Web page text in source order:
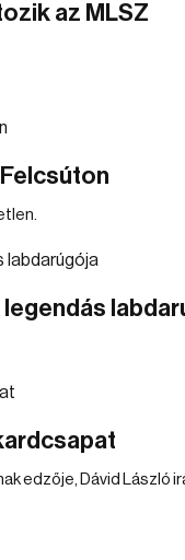
az MLSZ
edzője, Dávid László